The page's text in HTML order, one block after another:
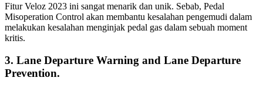
Fitur Veloz 2023 ini sangat menarik dan unik. Sebab, Pedal
Misoperation Control akan membantu kesalahan pengemudi dalam
melakukan kesalahan menginjak pedal gas dalam sebuah moment
kritis.
3. Lane Departure Warning and Lane Departure
Prevention.